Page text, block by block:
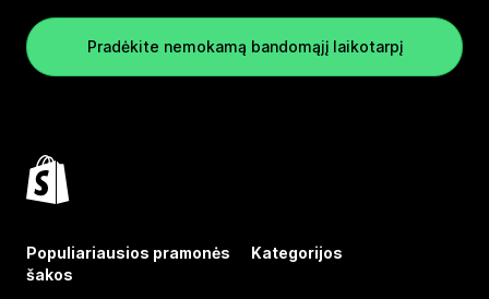
Pradėkite nemokamą bandomąjį laikotarpį
Populiariausios pramonės
šakos
Kategorijos